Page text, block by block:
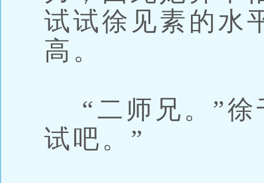
试试徐见素的水
高。
“二师兄。”徐
试吧。”